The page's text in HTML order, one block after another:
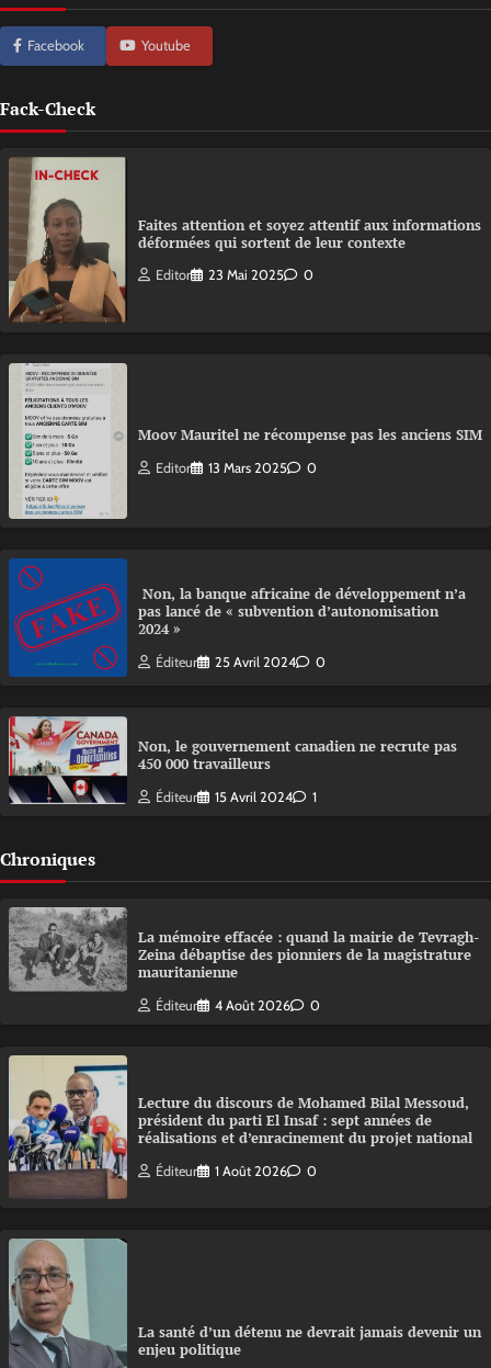
Facebook Youtube
Fack-Check
Faites attention et soyez attentif aux informations
déformées qui sortent de leur contexte
Editor 23 Mai 2025 0
Moov Mauritel ne récompense pas les anciens SIM
Editor 13 Mars 2025 0
Non, la banque africaine de développement n’a
pas lancé de « subvention d’autonomisation
2024 »
Éditeur 25 Avril 2024 0
Non, le gouvernement canadien ne recrute pas
450 000 travailleurs
Éditeur 15 Avril 2024 1
Chroniques
La mémoire effacée : quand la mairie de Tevragh-
Zeina débaptise des pionniers de la magistrature
mauritanienne
Éditeur 4 Août 2026 0
Lecture du discours de Mohamed Bilal Messoud,
président du parti El Insaf : sept années de
réalisations et d’enracinement du projet national
Éditeur 1 Août 2026 0
La santé d’un détenu ne devrait jamais devenir un
enjeu politique